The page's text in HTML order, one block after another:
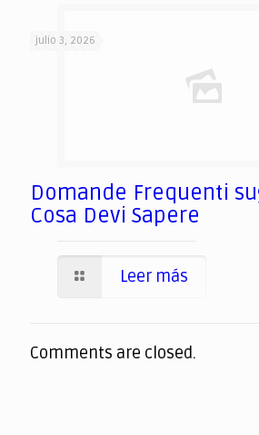
julio 3, 2026
Domande Frequenti
Cosa Devi Sapere
Leer más
Comments are closed.